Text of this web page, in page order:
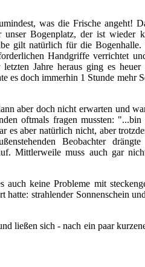
was die Frische angeht!
unser Bogenplatz, der ist wieder
gilt natürlich für die
Handgriffe verrichtet
letzten Jahre heraus ging es
es doch immerhin 1 Stunde mehr
aber doch nicht erwarten und
oftmals fragen mussten:
es aber natürlich nicht, aber
Beobachter
Mittlerweile muss auch gar
keine Probleme mit
strahlender Sonnenschein
ließen sich - nach ein paar